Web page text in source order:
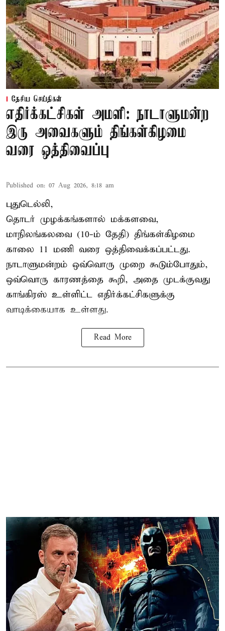
தேசிய செய்திகள்
எதிர்க்கட்சிகள் அமளி: நாடாளுமன்ற
இரு அவைகளும் திங்கள்கிழமை
வரை ஒத்திவைப்பு
Published on: 07 Aug 2026, 8:18 am
புதுடெல்லி,
தொடர் முழக்கங்களால் மக்களவை,
மாநிலங்கலவை (10-ம் தேதி) திங்கள்கிழமை
காலை 11 மணி வரை ஒத்திவைக்கப்பட்டது.
நாடாளுமன்றம் ஒவ்வொரு முறை கூடும்போதும்,
ஒவ்வொரு காரணத்தை கூறி, அதை முடக்குவது
காங்கிரஸ் உள்ளிட்ட எதிர்க்கட்சிகளுக்கு
வாடிக்கையாக உள்ளது.
Read More